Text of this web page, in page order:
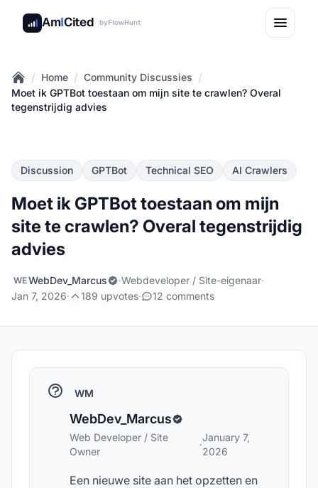
AmICited byFlowHunt
Home
/ Home / Community Discussies /
Moet ik GPTBot toestaan om mijn site te crawlen? Overal
tegenstrijdig advies
Discussion GPTBot Technical SEO AI Crawlers
Moet ik GPTBot toestaan om mijn
site te crawlen? Overal tegenstrijdig
advies
WEWebDev_Marcus ·Webdeveloper / Site-eigenaar·
Jan 7, 2026· 189 upvotes· 12 comments
WM
WebDev_Marcus
Web Developer / Site
Owner
·
January 7,
2026
Een nieuwe site aan het opzetten en